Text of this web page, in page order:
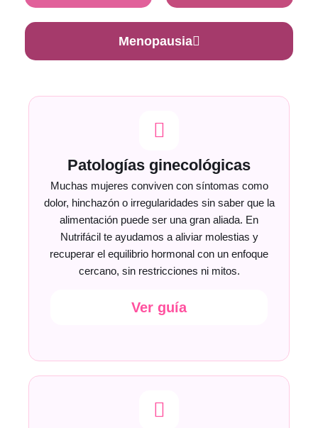
Menopausia
Patologías ginecológicas
Muchas mujeres conviven con síntomas como
dolor, hinchazón o irregularidades sin saber que la
alimentación puede ser una gran aliada. En
Nutrifácil te ayudamos a aliviar molestias y
recuperar el equilibrio hormonal con un enfoque
cercano, sin restricciones ni mitos.
Ver guía